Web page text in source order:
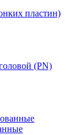
пластин)
(PN)